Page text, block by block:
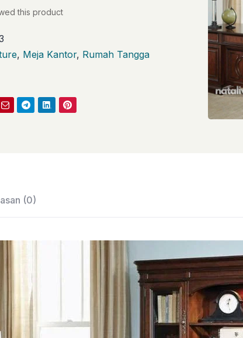
this product
, Meja Kantor, Rumah Tangga
(0)